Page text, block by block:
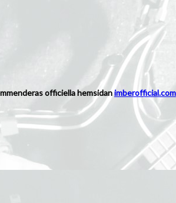
officiella hemsidanimberofficial.com